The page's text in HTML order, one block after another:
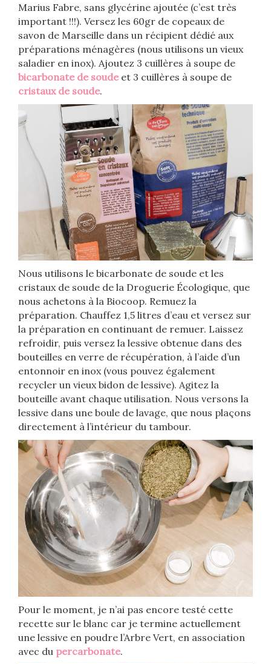
Marius Fabre, sans glycérine ajoutée (c’est très
important !!!). Versez les 60gr de copeaux de
savon de Marseille dans un récipient dédié aux
préparations ménagères (nous utilisons un vieux
saladier en inox). Ajoutez 3 cuillères à soupe de
bicarbonate de soude et 3 cuillères à soupe de
cristaux de soude.
Nous utilisons le bicarbonate de soude et les
cristaux de soude de la Droguerie Écologique, que
nous achetons à la Biocoop. Remuez la
préparation. Chauffez 1,5 litres d’eau et versez sur
la préparation en continuant de remuer. Laissez
refroidir, puis versez la lessive obtenue dans des
bouteilles en verre de récupération, à l’aide d’un
entonnoir en inox (vous pouvez également
recycler un vieux bidon de lessive). Agitez la
bouteille avant chaque utilisation. Nous versons la
lessive dans une boule de lavage, que nous plaçons
directement à l’intérieur du tambour.
Pour le moment, je n’ai pas encore testé cette
recette sur le blanc car je termine actuellement
une lessive en poudre l’Arbre Vert, en association
avec du percarbonate.